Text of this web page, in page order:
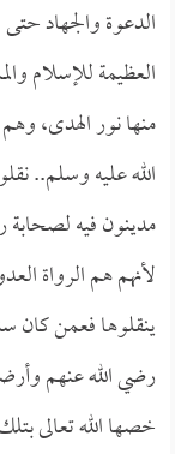
الدعوة والجهاد
العظيمة للإسلام
منها نور الهدى،
الله عليه وسلم..
مدينون فيه لصحابة
لأنهم هم الرواة
ينقلوها فعمن كان
رضي الله عنهم
خصها الله تعالى